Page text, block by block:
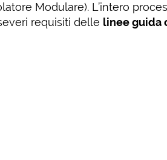
Modulare). L’intero
requisiti delle linee guida